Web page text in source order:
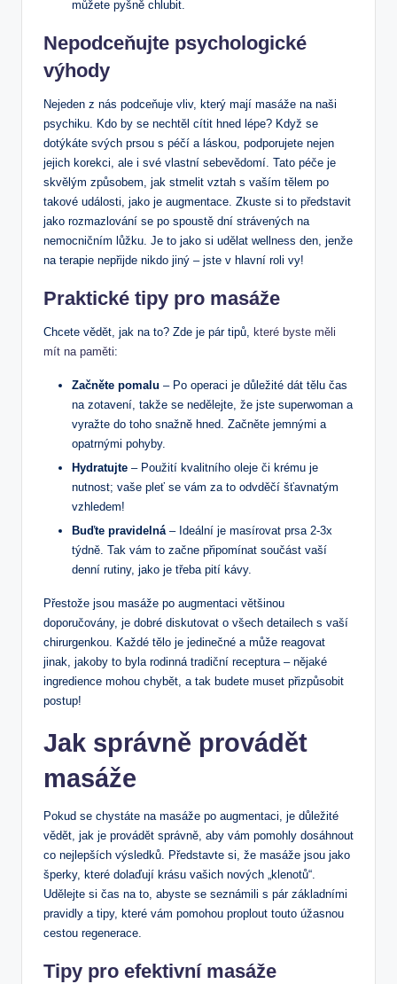
můžete pyšně chlubit.
Nepodceňujte psychologické
výhody
Nejeden z nás podceňuje vliv, který mají masáže na naši
psychiku. Kdo by se nechtěl cítit hned lépe? Když se
dotýkáte svých prsou s péčí a láskou, podporujete nejen
jejich korekci, ale i své vlastní sebevědomí. Tato péče je
skvělým způsobem, jak stmelit vztah s vaším tělem po
takové události, jako je augmentace. Zkuste si to představit
jako rozmazlování se po spoustě dní strávených na
nemocničním lůžku. Je to jako si udělat wellness den, jenže
na terapie nepřijde nikdo jiný – jste v hlavní roli vy!
Praktické tipy pro masáže
Chcete vědět, jak na to? Zde je pár tipů, které byste měli
mít na paměti:
Začněte pomalu – Po operaci je důležité dát tělu čas
na zotavení, takže se nedělejte, že jste superwoman a
vyražte do toho snažně hned. Začněte jemnými a
opatrnými pohyby.
Hydratujte – Použití kvalitního oleje či krému je
nutnost; vaše pleť se vám za to odvděčí šťavnatým
vzhledem!
Buďte pravidelná– Ideální je masírovat prsa 2-3x
týdně. Tak vám to začne připomínat součást vaší
denní rutiny, jako je třeba pití kávy.
Přestože jsou masáže po augmentaci většinou
doporučovány, je dobré diskutovat o všech detailech s vaší
chirurgenkou. Každé tělo je jedinečné a může reagovat
jinak, jakoby to byla rodinná tradiční receptura – nějaké
ingredience mohou chybět, a tak budete muset přizpůsobit
postup!
Jak správně provádět
masáže
Pokud se chystáte na masáže po augmentaci, je důležité
vědět, jak je provádět správně, aby vám pomohly dosáhnout
co nejlepších výsledků. Představte si, že masáže jsou jako
šperky, které dolaďují krásu vašich nových „klenotů“.
Udělejte si čas na to, abyste se seznámili s pár základními
pravidly a tipy, které vám pomohou proplout touto úžasnou
cestou regenerace.
Tipy pro efektivní masáže